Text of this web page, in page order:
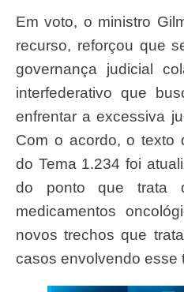
Em voto, o ministro Gilmar Mendes, relator do
recurso, reforçou que
governança judicial
interfederativo que
enfrentar a excessiva
Com o acordo, o texto
do Tema 1.234 foi
do ponto que trata
medicamentos
novos trechos que
casos envolvendo esse